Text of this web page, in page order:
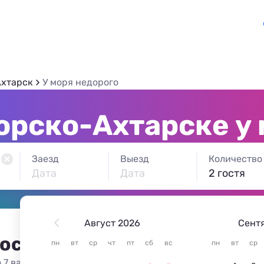
У моря недорого
Ахтарске у
Заезд
Дата
Выезд
Дата
Август 2026
пн вт ср чт пт сб вс пн вт ср
Количество
2 гостя
в